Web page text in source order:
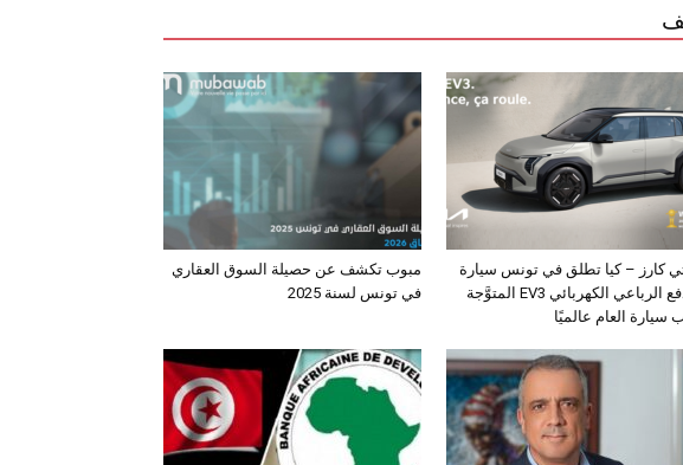
مبوب تكشف عن حصيلة السوق العقاري
في تونس لسنة 2025
كارز – كيا تطلق في تونس سيارة
الـدفع الرباعي الكهربائي EV3 المتوَّجة
سيارة العام عالميًا